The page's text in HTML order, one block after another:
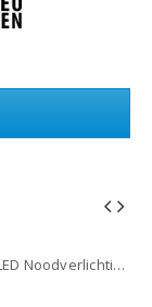
3-Fase Anti-Paniek Slim Spot LED Noodverlichting 3W - Zwart